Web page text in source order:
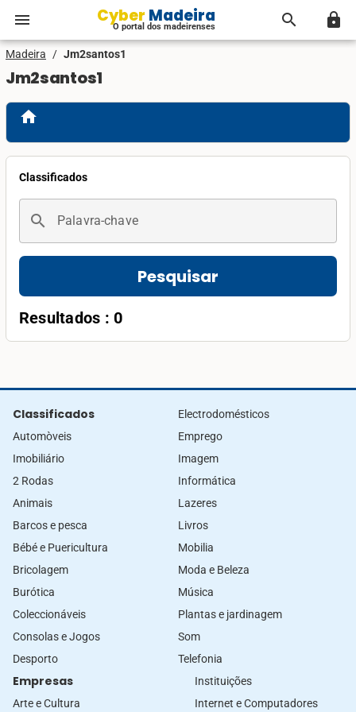
menu Cyber Madeira
O portal dos madeirenses search lock
Madeira / Jm2santos1
Jm2santos1
home
Classificados
search Palavra-chave
Pesquisar
Resultados : 0
Classificados
Automòveis
Imobiliário
2 Rodas
Animais
Barcos e pesca
Bébé e Puericultura
Bricolagem
Burótica
Coleccionáveis
Consolas e Jogos
Desporto
Electrodomésticos
Emprego
Imagem
Informática
Lazeres
Livros
Mobilia
Moda e Beleza
Música
Plantas e jardinagem
Som
Telefonia
Empresas
Arte e Cultura
Instituições
Internet e Computadores